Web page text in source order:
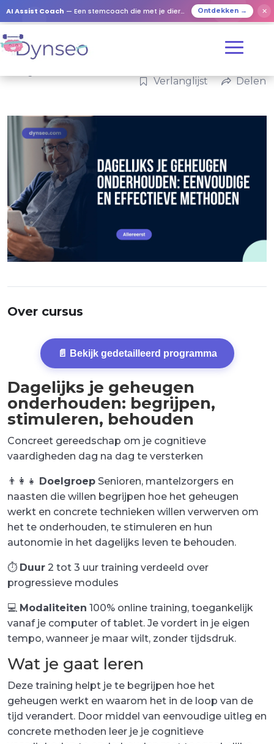
AI Assist Coach — Een stemcoach die met je dierbaren speelt Ontdekken → ✕
Verlanglijst Delen
Over cursus
📄 Bekijk gedetailleerd programma
Dagelijks je geheugen
onderhouden: begrijpen,
stimuleren, behouden
Concreet gereedschap om je cognitieve
vaardigheden dag na dag te versterken
👨‍👩‍👧 Doelgroep Senioren, mantelzorgers en
naasten die willen begrijpen hoe het geheugen
werkt en concrete technieken willen verwerven om
het te onderhouden, te stimuleren en hun
autonomie in het dagelijks leven te behouden.
⏱️ Duur 2 tot 3 uur training verdeeld over
progressieve modules
💻 Modaliteiten 100% online training, toegankelijk
vanaf je computer of tablet. Je vordert in je eigen
tempo, wanneer je maar wilt, zonder tijdsdruk.
Wat je gaat leren
Deze training helpt je te begrijpen hoe het
geheugen werkt en waarom het in de loop van de
tijd verandert. Door middel van eenvoudige uitleg en
concrete methoden leer je je cognitieve